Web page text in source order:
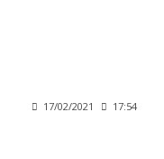
17/02/2021 17:54